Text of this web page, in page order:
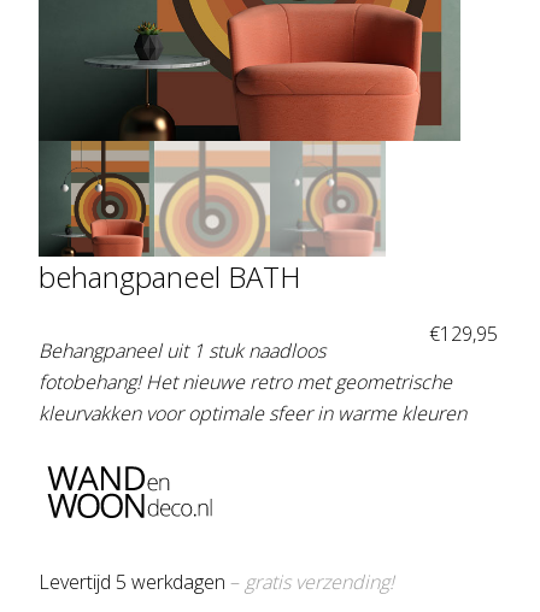
behangpaneel BATH
€129,95
Behangpaneel uit 1 stuk naadloos
fotobehang! Het nieuwe retro met geometrische
kleurvakken voor optimale sfeer in warme kleuren
Levertijd 5 werkdagen – gratis verzending!